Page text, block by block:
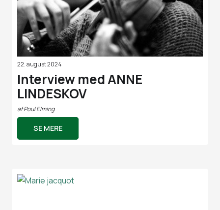
22. august 2024
Interview med ANNE
LINDESKOV
afPoul Elming
SE MERE